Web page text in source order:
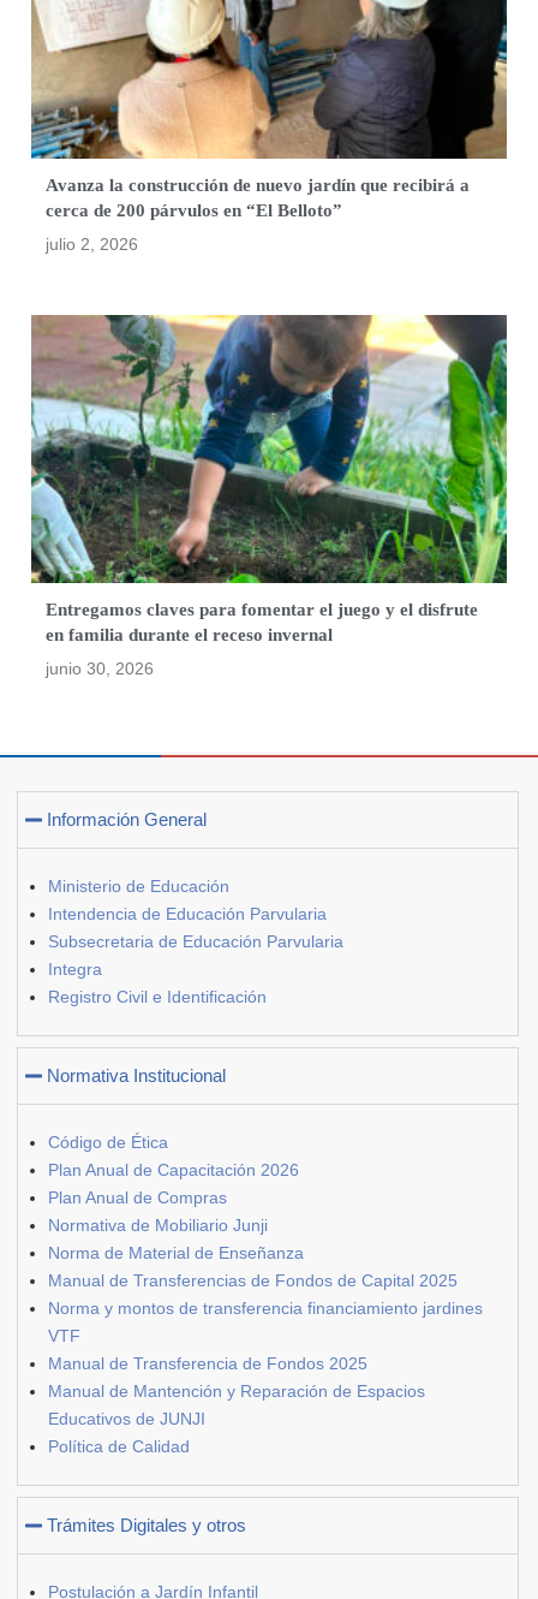
Avanza la construcción de nuevo jardín que recibirá a
cerca de 200 párvulos en “El Belloto”
julio 2, 2026
Entregamos claves para fomentar el juego y el disfrute
en familia durante el receso invernal
junio 30, 2026
Información General
Ministerio de Educación
Intendencia de Educación Parvularia
Subsecretaria de Educación Parvularia
Integra
Registro Civil e Identificación
Normativa Institucional
Código de Ética
Plan Anual de Capacitación 2026
Plan Anual de Compras
Normativa de Mobiliario Junji
Norma de Material de Enseñanza
Manual de Transferencias de Fondos de Capital 2025
Norma y montos de transferencia financiamiento jardines
VTF
Manual de Transferencia de Fondos 2025
Manual de Mantención y Reparación de Espacios
Educativos de JUNJI
Política de Calidad
Trámites Digitales y otros
Postulación a Jardín Infantil